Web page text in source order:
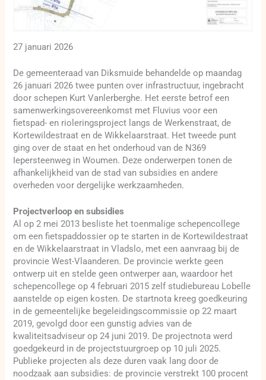
27 januari 2026
De gemeenteraad van Diksmuide behandelde op maandag
26 januari 2026 twee punten over infrastructuur, ingebracht
door schepen Kurt Vanlerberghe. Het eerste betrof een
samenwerkingsovereenkomst met Fluvius voor een
fietspad- en rioleringsproject langs de Werkenstraat, de
Kortewildestraat en de Wikkelaarstraat. Het tweede punt
ging over de staat en het onderhoud van de N369
Iepersteenweg in Woumen. Deze onderwerpen tonen de
afhankelijkheid van de stad van subsidies en andere
overheden voor dergelijke werkzaamheden.
Projectverloop en subsidies
Al op 2 mei 2013 besliste het toenmalige schepencollege
om een fietspaddossier op te starten in de Kortewildestraat
en de Wikkelaarstraat in Vladslo, met een aanvraag bij de
provincie West-Vlaanderen. De provincie werkte geen
ontwerp uit en stelde geen ontwerper aan, waardoor het
schepencollege op 4 februari 2015 zelf studiebureau Lobelle
aanstelde op eigen kosten. De startnota kreeg goedkeuring
in de gemeentelijke begeleidingscommissie op 22 maart
2019, gevolgd door een gunstig advies van de
kwaliteitsadviseur op 24 juni 2019. De projectnota werd
goedgekeurd in de projectstuurgroep op 10 juli 2025.
Publieke projecten als deze duren vaak lang door de
noodzaak aan subsidies: de provincie verstrekt 100 procent